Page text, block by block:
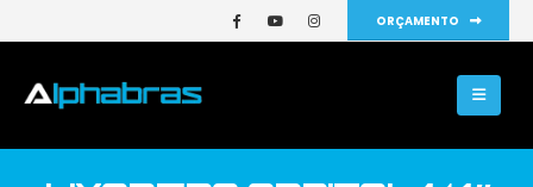
ORÇAMENTO